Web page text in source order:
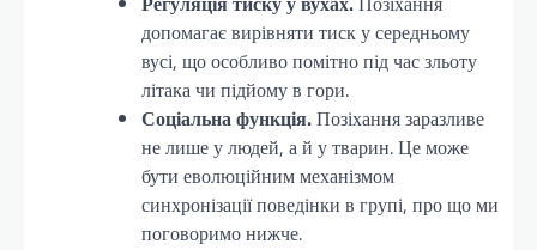
допомагає вирівняти тиск у середньому
вусі, що особливо помітно під час зльоту
літака чи підйому в гори.
Соціальна функція.Позіхання заразливе
не лише у людей, а й у тварин. Це може
бути еволюційним механізмом
синхронізації поведінки в групі, про що ми
поговоримо нижче.